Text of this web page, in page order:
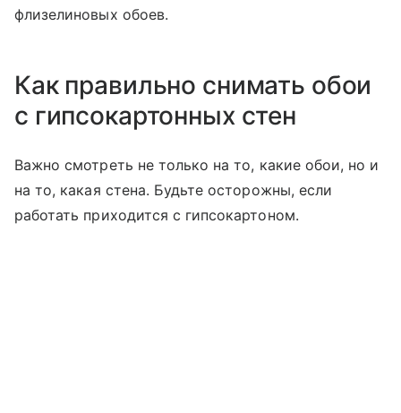
флизелиновых обоев.
Как правильно снимать обои
с гипсокартонных стен
Важно смотреть не только на то, какие обои, но и
на то, какая стена. Будьте осторожны, если
работать приходится с гипсокартоном.